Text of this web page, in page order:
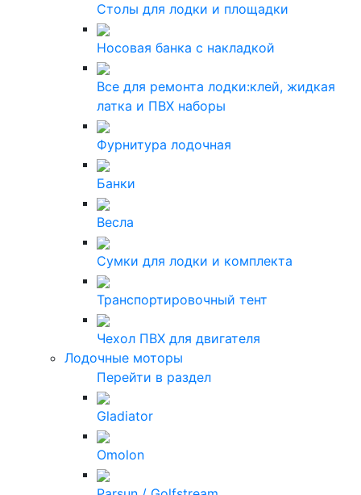
Столы для лодки и площадки
Носовая банка с накладкой
Все для ремонта лодки:клей, жидкая
латка и ПВХ наборы
Фурнитура лодочная
Банки
Весла
Сумки для лодки и комплекта
Транспортировочный тент
Чехол ПВХ для двигателя
Лодочные моторы
Перейти в раздел
Gladiator
Omolon